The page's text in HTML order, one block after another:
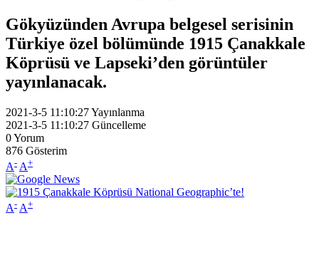
Gökyüzünden Avrupa belgesel serisinin
Türkiye özel bölümünde 1915 Çanakkale
Köprüsü ve Lapseki’den görüntüler
yayınlanacak.
2021-3-5 11:10:27Yayınlanma
2021-3-5 11:10:27 Güncelleme
0Yorum
876 Gösterim
A- A+
A- A+